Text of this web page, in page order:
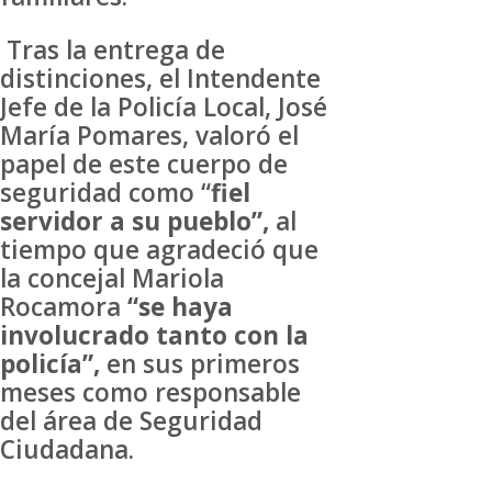
Tras la entrega de
distinciones, el Intendente
Jefe de la Policía Local, José
María Pomares, valoró el
papel de este cuerpo de
seguridad como “fiel
servidor a su pueblo”, al
tiempo que agradeció que
la concejal Mariola
Rocamora “se haya
involucrado tanto con la
policía”, en sus primeros
meses como responsable
del área de Seguridad
Ciudadana.